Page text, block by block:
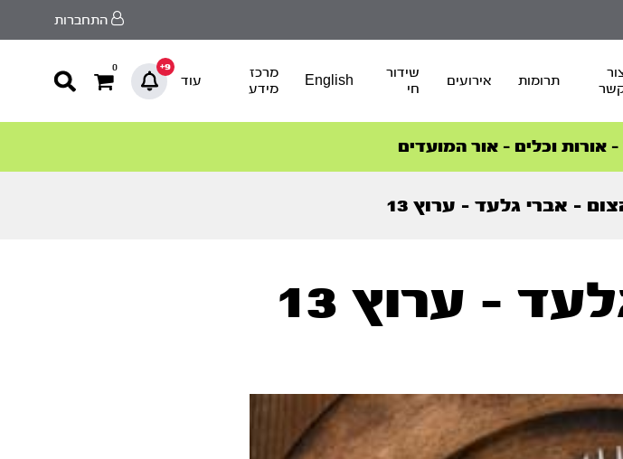
התחברות
תרומות אירועים
שידור
חי
English
מרכז
מידע
עוד
9+
0
החודש – דרך המלך
וכלים – אור המועדים
הטבעית >
החודש – דרך המלך
– אברי גלעד – ערוץ 13
- ערוץ 13